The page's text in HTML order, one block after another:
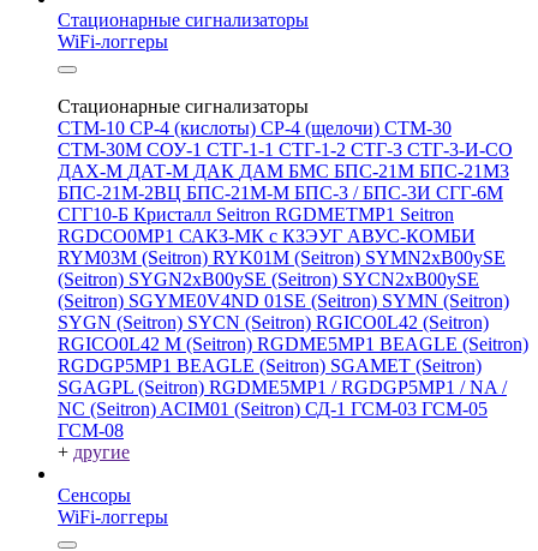
Стационарные сигнализаторы
WiFi-логгеры
Стационарные сигнализаторы
СТМ-10 СР-4 (кислоты) СР-4 (щелочи) СТМ-30
СТМ-30М СОУ-1 СТГ-1-1 СТГ-1-2 СТГ-3 СТГ-3-И-CO
ДАХ-М ДАТ-М ДАК ДАМ БМС БПС-21М БПС-21М3
БПС-21М-2ВЦ БПС-21М-М БПС-3 / БПС-3И СГГ-6М
СГГ10-Б Кристалл Seitron RGDMETMP1 Seitron
RGDCO0MP1 САКЗ-МК с КЗЭУГ АВУС-КОМБИ
RYM03M (Seitron) RYK01M (Seitron) SYMN2хB00ySE
(Seitron) SYGN2xB00ySE (Seitron) SYCN2xB00ySE
(Seitron) SGYME0V4ND 01SE (Seitron) SYMN (Seitron)
SYGN (Seitron) SYCN (Seitron) RGICO0L42 (Seitron)
RGICO0L42 M (Seitron) RGDME5MP1 BEAGLE (Seitron)
RGDGP5MP1 BEAGLE (Seitron) SGAMET (Seitron)
SGAGPL (Seitron) RGDME5MP1 / RGDGP5MP1 / NA /
NC (Seitron) ACIM01 (Seitron) СД-1 ГСМ-03 ГСМ-05
ГСМ-08
+ другие
Сенсоры
WiFi-логгеры